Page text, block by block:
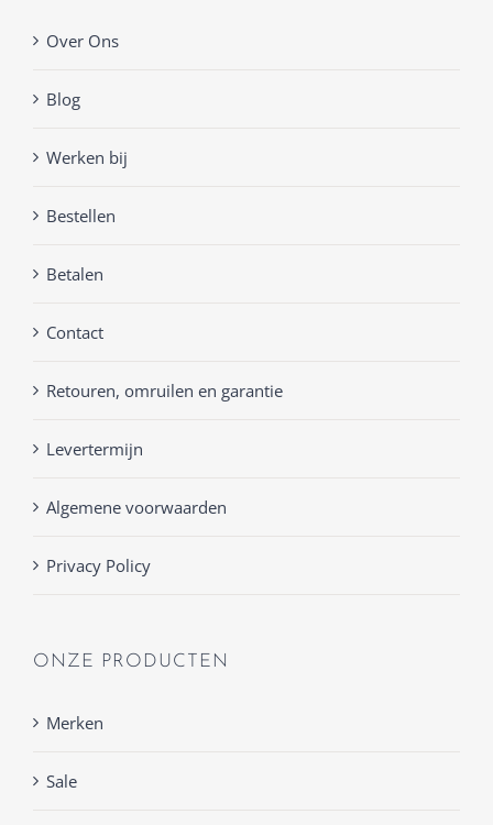
Over Ons
Blog
Werken bij
Bestellen
Betalen
Contact
Retouren, omruilen en garantie
Levertermijn
Algemene voorwaarden
Privacy Policy
ONZE PRODUCTEN
Merken
Sale